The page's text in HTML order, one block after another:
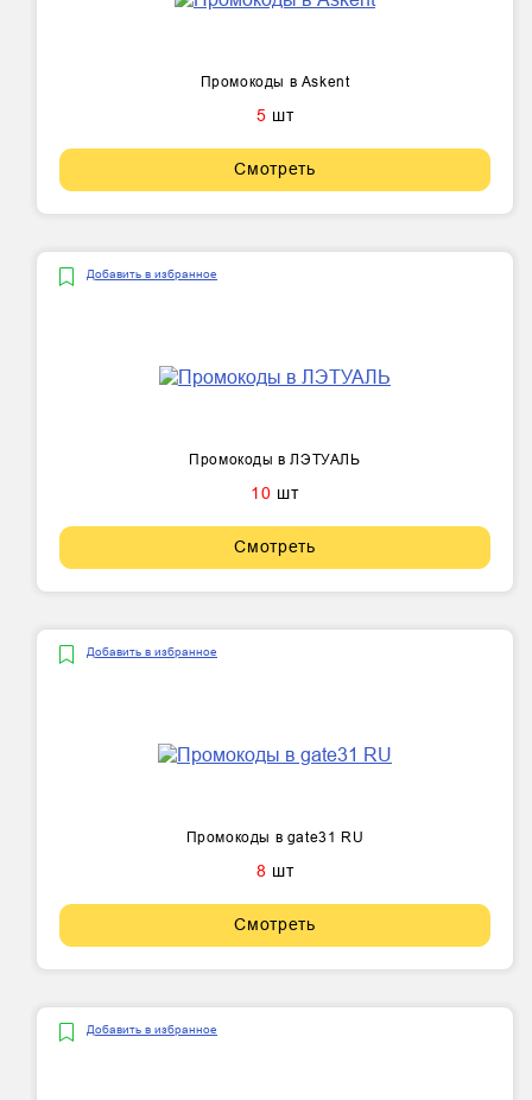
Промокоды в Askent
5 шт
Смотреть
Добавить в избранное
Промокоды в ЛЭТУАЛЬ
10 шт
Смотреть
Добавить в избранное
Промокоды в gate31 RU
8 шт
Смотреть
Добавить в избранное